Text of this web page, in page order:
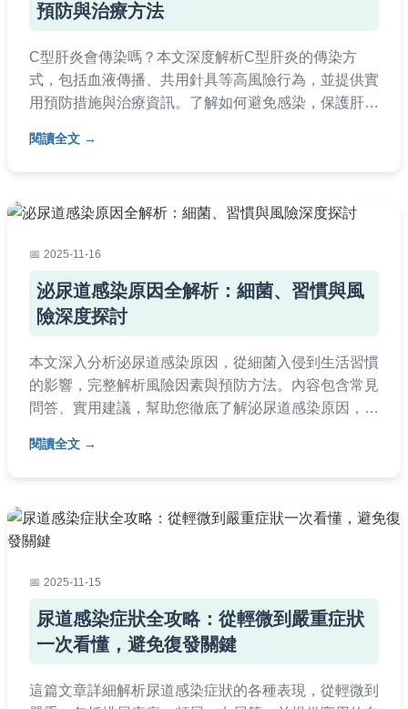
預防與治療方法
C型肝炎會傳染嗎？本文深度解析C型肝炎的傳染方
式，包括血液傳播、共用針具等高風險行為，並提供實
用預防措施與治療資訊。了解如何避免感染，保護肝臟
閱讀全文
2025-11-16
泌尿道感染原因全解析：細菌、習慣與風
險深度探討
本文深入分析泌尿道感染原因，從細菌入侵到生活習慣
的影響，完整解析風險因素與預防方法。內容包含常見
問答、實用建議，幫助您徹底了解泌尿道感染原因，避
閱讀全文
2025-11-15
尿道感染症狀全攻略：從輕微到嚴重症狀
一次看懂，避免復發關鍵
這篇文章詳細解析尿道感染症狀的各種表現，從輕微到